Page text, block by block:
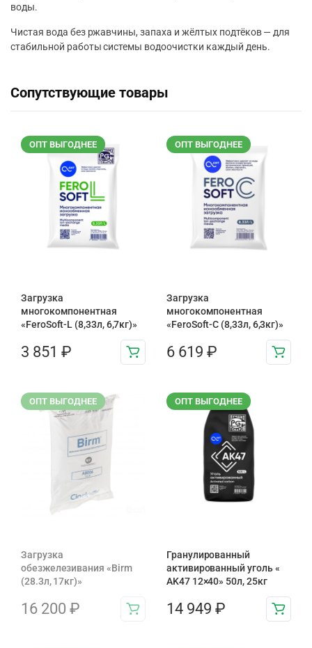
воды.
Чистая вода без ржавчины, запаха и жёлтых подтёков — для
стабильной работы системы водоочистки каждый день.
Сопутствующие товары
ОПТ ВЫГОДНЕЕ
Загрузка
многокомпонентная
«FeroSoft-L (8,33л, 6,7кг)»
3 851 ₽
ОПТ ВЫГОДНЕЕ
Загрузка
многокомпонентная
«FeroSoft-C (8,33л, 6,3кг)»
6 619 ₽
ОПТ ВЫГОДНЕЕ
Загрузка
обезжелезивания «Birm
(28.3л, 17кг)»
16 200 ₽
ОПТ ВЫГОДНЕЕ
Гранулированный
активированный уголь «
AK47 12×40» 50л, 25кг
14 949 ₽